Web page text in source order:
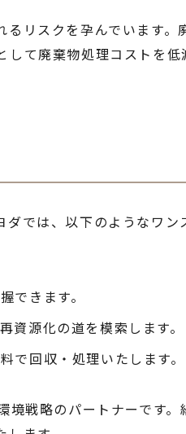
リスクを孕んでいます。
て廃棄物処理コストを低
では、以下のようなワン
できます。
源化の道を模索します。
回収・処理いたします。
戦略のパートナーです。